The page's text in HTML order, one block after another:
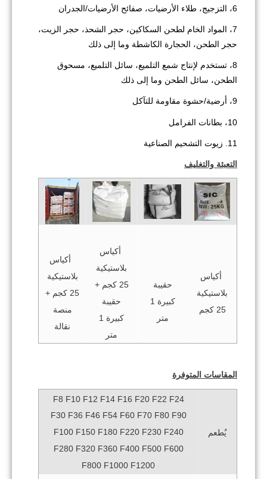
6، التزجيج، طلاء الأرضيات، صفائح الأرضيات/الجدران
7، المواد الخام لطحن السكاكين، حجر الشحذ، حجر الزيت،
حجر الطحن، الحجارة الكاشطة وما إلى ذلك
8، تستخدم لإنتاج شمع التلميع، سائل التلميع، مسحوق
الطحن، سائل الطحن وما إلى ذلك
9، أرضية/حشوة مقاومة للتآكل
10، بطانات الفرامل
11. زيوت التشحيم الصناعية
التعبئة والتغليف
أكياس
بلاستيكية
25 كجم
حقيبة
كبيرة 1
متر
أكياس
بلاستيكية
25 كجم +
حقيبة
كبيرة 1
متر
أكياس
بلاستيكية
25 كجم +
منصة
نقالة
المقاسات المتوفرة
يٌطعم
F8 F10 F12 F14 F16 F20 F22 F24
F30 F36 F46 F54 F60 F70 F80 F90
F100 F150 F180 F220 F230 F240
F280 F320 F360 F400 F500 F600
F800 F1000 F1200